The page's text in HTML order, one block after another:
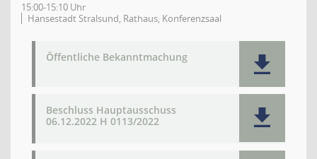
15:00-15:10 Uhr
Hansestadt Stralsund, Rathaus, Konferenzsaal
Öffentliche Bekanntmachung
Beschluss Hauptausschuss
06.12.2022 H 0113/2022